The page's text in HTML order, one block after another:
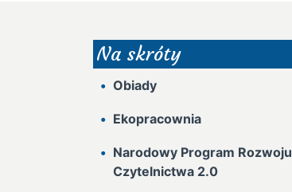
Na skróty
Obiady
Ekopracownia
Narodowy Program Rozwoju
Czytelnictwa 2.0